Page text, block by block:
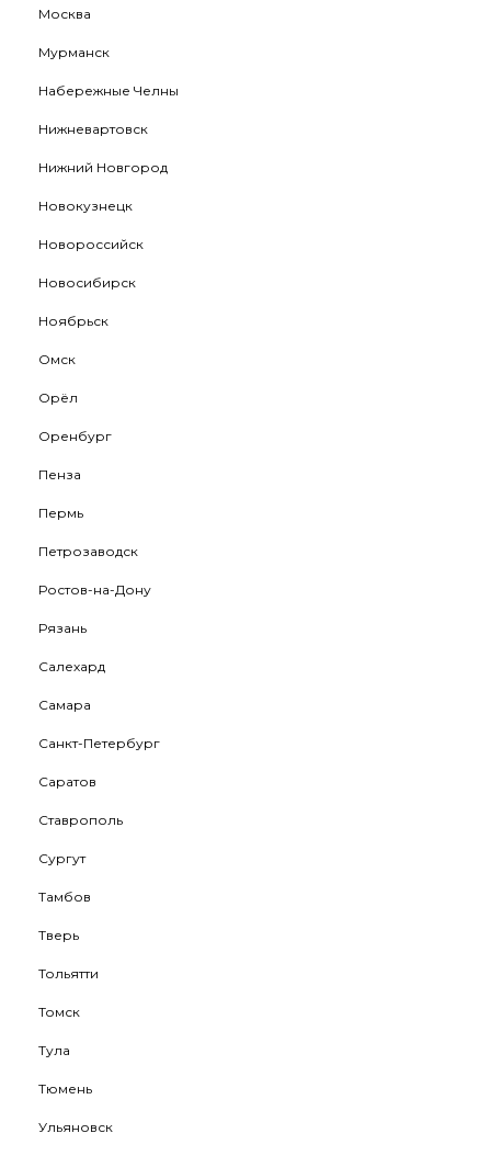
Москва
Мурманск
Набережные Челны
Нижневартовск
Нижний Новгород
Новокузнецк
Новороссийск
Новосибирск
Ноябрьск
Омск
Орёл
Оренбург
Пенза
Пермь
Петрозаводск
Ростов-на-Дону
Рязань
Салехард
Самара
Санкт-Петербург
Саратов
Ставрополь
Сургут
Тамбов
Тверь
Тольятти
Томск
Тула
Тюмень
Ульяновск